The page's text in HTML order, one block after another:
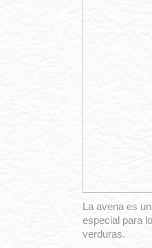
La avena es
especial para
verduras.